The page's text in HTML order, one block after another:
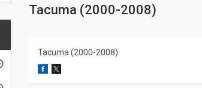
Tacuma (2000-2008)
Tacuma (2000-2008)